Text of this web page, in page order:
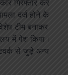
गिरफ्तार कर
दर्ज होने के
टीम बनाकर
में पेश किया।
से जुड़े अन्य